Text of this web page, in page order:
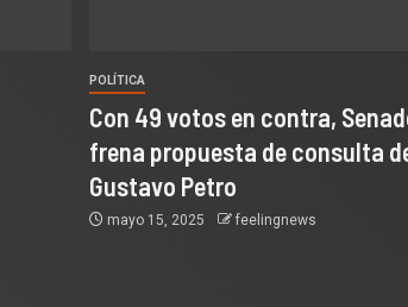
POLÍTICA
Con 49 votos en contra,
frena propuesta de consulta
Gustavo Petro
mayo 15, 2025 feelingnews